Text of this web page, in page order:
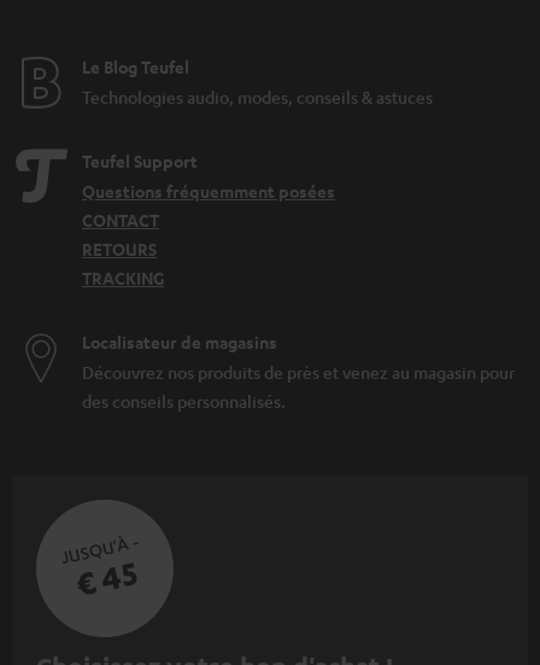
i
e
Le Blog Teufel
Technologies audio, modes, conseils & astuces
Teufel Support
Questions fréquemment posées
CONTACT
RETOURS
TRACKING
Localisateur de magasins
Découvrez nos produits de près et venez au magasin pour
des conseils personnalisés.
JUSQU'À -
€ 45